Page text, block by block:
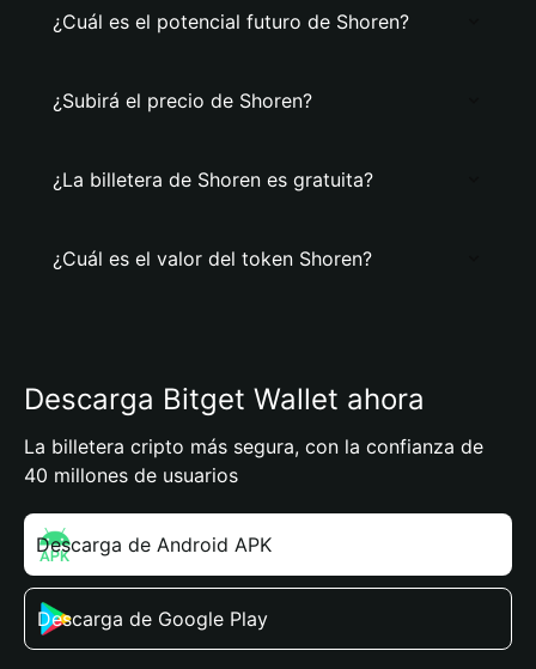
¿Cuál es el potencial futuro de Shoren?
¿Subirá el precio de Shoren?
¿La billetera de Shoren es gratuita?
¿Cuál es el valor del token Shoren?
Descarga Bitget Wallet ahora
La billetera cripto más segura, con la confianza de
40 millones de usuarios
Descarga de Android APK
Descarga de Google Play